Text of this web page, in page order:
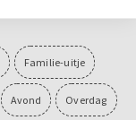
Familie-uitje
Avond Overdag